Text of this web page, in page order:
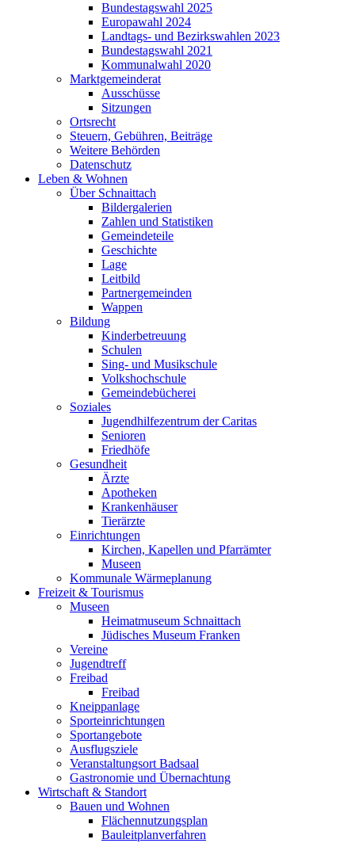
Bundestagswahl 2025
Europawahl 2024
Landtags- und Bezirkswahlen 2023
Bundestagswahl 2021
Kommunalwahl 2020
Marktgemeinderat
Ausschüsse
Sitzungen
Ortsrecht
Steuern, Gebühren, Beiträge
Weitere Behörden
Datenschutz
Leben & Wohnen
Über Schnaittach
Bildergalerien
Zahlen und Statistiken
Gemeindeteile
Geschichte
Lage
Leitbild
Partnergemeinden
Wappen
Bildung
Kinderbetreuung
Schulen
Sing- und Musikschule
Volkshochschule
Gemeindebücherei
Soziales
Jugendhilfezentrum der Caritas
Senioren
Friedhöfe
Gesundheit
Ärzte
Apotheken
Krankenhäuser
Tierärzte
Einrichtungen
Kirchen, Kapellen und Pfarrämter
Museen
Kommunale Wärmeplanung
Freizeit & Tourismus
Museen
Heimatmuseum Schnaittach
Jüdisches Museum Franken
Vereine
Jugendtreff
Freibad
Freibad
Kneippanlage
Sporteinrichtungen
Sportangebote
Ausflugsziele
Veranstaltungsort Badsaal
Gastronomie und Übernachtung
Wirtschaft & Standort
Bauen und Wohnen
Flächennutzungsplan
Bauleitplanverfahren